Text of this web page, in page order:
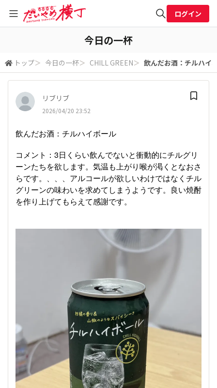
検索
ログイン
今日の一杯
トップ＞ 今日の一杯＞ CHILL GREEN＞ 飲んだお酒：チルハイ
リブリブ
2026/04/20 23:52
飲んだお酒：チルハイボール
コメント：3日くらい飲んでないと衝動的にチルグリ
ーンたちを欲します。気温も上がり喉が渇くとなおさ
らです。、、、アルコールが欲しいわけではなくチル
グリーンの味わいを求めてしまうようです。良い焼酎
を作り上げてもらえて感謝です。